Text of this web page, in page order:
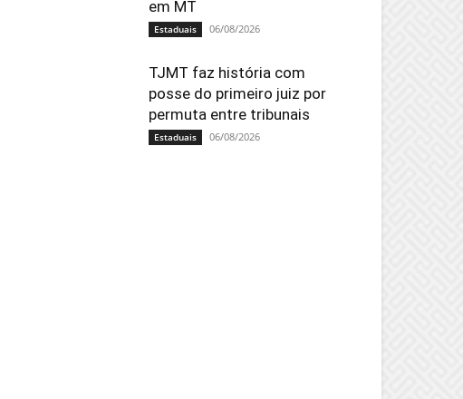
em MT
Estaduais 06/08/2026
TJMT faz história com
posse do primeiro juiz por
permuta entre tribunais
Estaduais 06/08/2026